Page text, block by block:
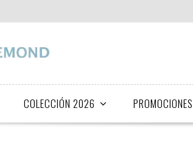
COLECCIÓN 2026 PROMOCIONES